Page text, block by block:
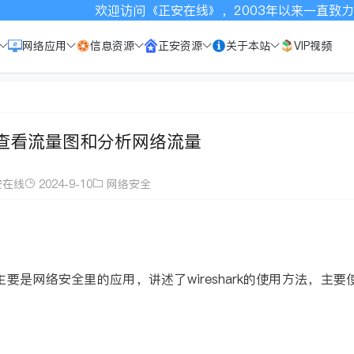
欢迎访问《正安在线》，2003年以来一直致力于宣传正安
网络应用 信息资源 正安资源 关于本站 VIP视频
看流量图和分析网络流量
线 2024-9-10 网络安全
是网络安全里的应用，讲述了wireshark的使用方法，主要